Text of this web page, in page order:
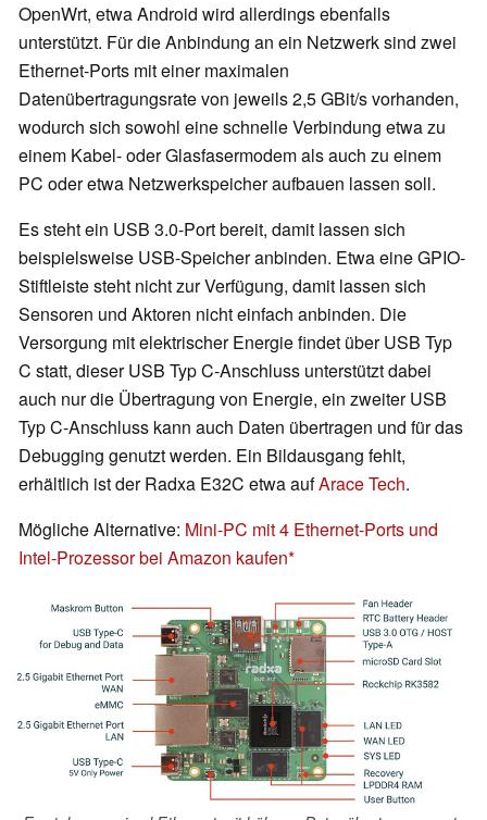
OpenWrt, etwa Android wird allerdings ebenfalls
unterstützt. Für die Anbindung an ein Netzwerk sind zwei
Ethernet-Ports mit einer maximalen
Datenübertragungsrate von jeweils 2,5 GBit/s vorhanden,
wodurch sich sowohl eine schnelle Verbindung etwa zu
einem Kabel- oder Glasfasermodem als auch zu einem
PC oder etwa Netzwerkspeicher aufbauen lassen soll.
Es steht ein USB 3.0-Port bereit, damit lassen sich
beispielsweise USB-Speicher anbinden. Etwa eine GPIO-
Stiftleiste steht nicht zur Verfügung, damit lassen sich
Sensoren und Aktoren nicht einfach anbinden. Die
Versorgung mit elektrischer Energie findet über USB Typ
C statt, dieser USB Typ C-Anschluss unterstützt dabei
auch nur die Übertragung von Energie, ein zweiter USB
Typ C-Anschluss kann auch Daten übertragen und für das
Debugging genutzt werden. Ein Bildausgang fehlt,
erhältlich ist der Radxa E32C etwa aufArace Tech.
Mögliche Alternative: Mini-PC mit 4 Ethernet-Ports und
Intel-Prozessor bei Amazon kaufen